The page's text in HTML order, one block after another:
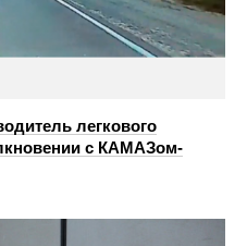
легкового
с КАМАЗом-